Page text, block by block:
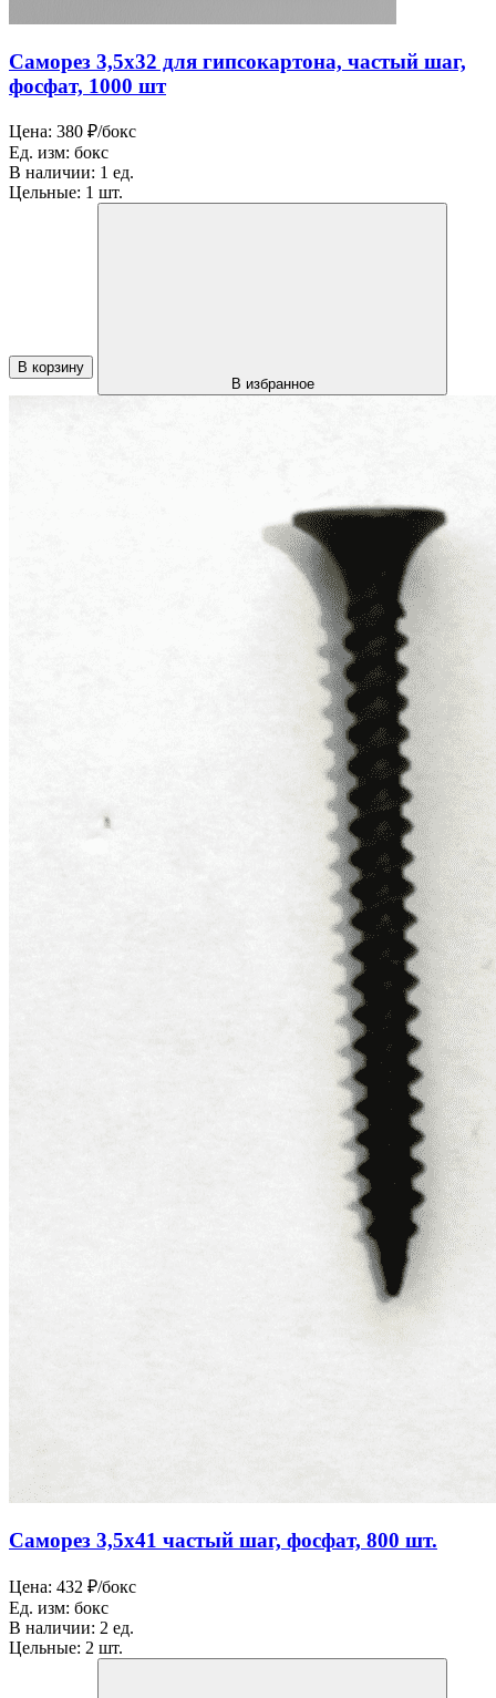
Саморез 3,5х32 для гипсокартона, частый шаг,
фосфат, 1000 шт
Цена: 380 ₽/бокс
Ед. изм: бокс
В наличии: 1 ед.
Цельные: 1 шт.
В корзину
В избранное
Саморез 3,5х41 частый шаг, фосфат, 800 шт.
Цена: 432 ₽/бокс
Ед. изм: бокс
В наличии: 2 ед.
Цельные: 2 шт.